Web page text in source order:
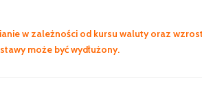
w zależności od kursu waluty oraz
może być wydłużony.